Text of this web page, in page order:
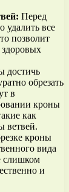
Перед
удалить все
позволит
здоровых
достичь
обрезать
в
кроны
как
ветвей.
кроны
вида
слишком
и